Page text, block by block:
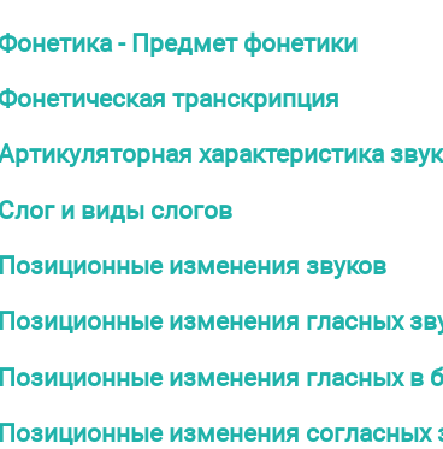
- Предмет фонетики
транскрипция
характеристика
Слог и виды слогов
Позиционные изменения звуков
Позиционные изменения гласных
Позиционные изменения гласных в
Позиционные изменения согласных